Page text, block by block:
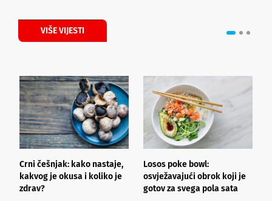
VIŠE VIJESTI
Crni češnjak: kako nastaje,
kakvog je okusa i koliko je
zdrav?
Losos poke bowl:
osvježavajući obrok koji je
gotov za svega pola sata